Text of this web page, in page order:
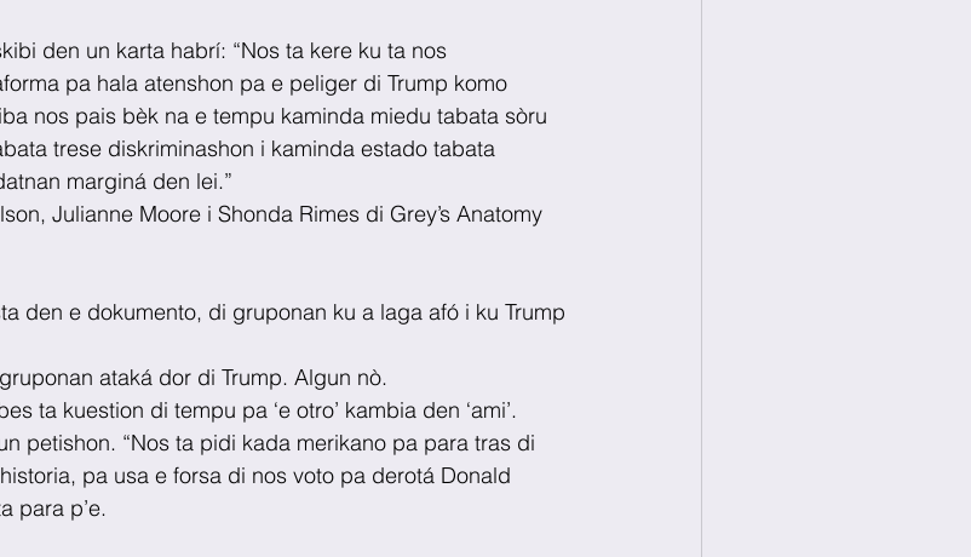
den un karta habrí: “Nos ta kere ku ta nos
pa hala atenshon pa e peliger di Trump komo
nos pais bèk na e tempu kaminda miedu tabata sòru
trese diskriminashon i kaminda estado tabata
marginá den lei.”
Julianne Moore i Shonda Rimes di Grey’s Anatomy
den e dokumento, di gruponan ku a laga afó i ku Trump
ataká dor di Trump. Algun nò.
ta kuestion di tempu pa ‘e otro’ kambia den ‘ami’.
petishon. “Nos ta pidi kada merikano pa para tras di
pa usa e forsa di nos voto pa derotá Donald
para p’e.